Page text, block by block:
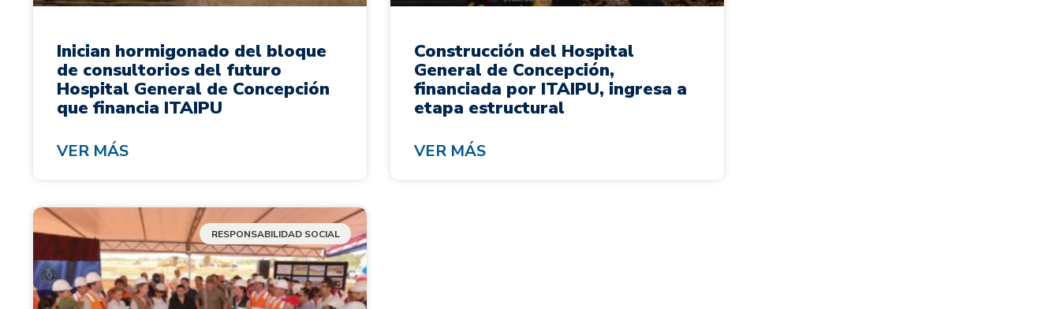
Inician hormigonado del bloque
de consultorios del futuro
Hospital General de Concepción
que financia ITAIPU
VER MÁS
Construcción del Hospital
General de Concepción,
financiada por ITAIPU, ingresa a
etapa estructural
VER MÁS
RESPONSABILIDAD SOCIAL